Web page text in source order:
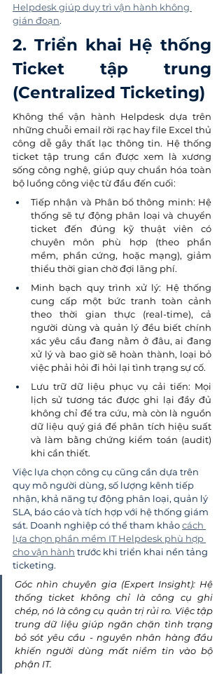
Helpdesk giúp duy trì vận hành không
gián đoạn.
2. Triển khai Hệ thống
Ticket tập trung
(Centralized Ticketing)
Không thể vận hành Helpdesk dựa trên
những chuỗi email rời rạc hay file Excel thủ
công dễ gây thất lạc thông tin. Hệ thống
ticket tập trung cần được xem là xương
sống công nghệ, giúp quy chuẩn hóa toàn
bộ luồng công việc từ đầu đến cuối:
Tiếp nhận và Phân bổ thông minh: Hệ
thống sẽ tự động phân loại và chuyển
ticket đến đúng kỹ thuật viên có
chuyên môn phù hợp (theo phần
mềm, phần cứng, hoặc mạng), giảm
thiểu thời gian chờ đợi lãng phí.
Minh bạch quy trình xử lý: Hệ thống
cung cấp một bức tranh toàn cảnh
theo thời gian thực (real-time), cả
người dùng và quản lý đều biết chính
xác yêu cầu đang nằm ở đâu, ai đang
xử lý và bao giờ sẽ hoàn thành, loại bỏ
việc phải hỏi đi hỏi lại tình trạng sự cố.
Lưu trữ dữ liệu phục vụ cải tiến: Mọi
lịch sử tương tác được ghi lại đầy đủ
không chỉ để tra cứu, mà còn là nguồn
dữ liệu quý giá để phân tích hiệu suất
và làm bằng chứng kiểm toán (audit)
khi cần thiết.
Việc lựa chọn công cụ cũng cần dựa trên
quy mô người dùng, số lượng kênh tiếp
nhận, khả năng tự động phân loại, quản lý
SLA, báo cáo và tích hợp với hệ thống giám
sát. Doanh nghiệp có thể tham khảo cách
lựa chọn phần mềm IT Helpdesk phù hợp
cho vận hành trước khi triển khai nền tảng
ticketing.
Góc nhìn chuyên gia (Expert Insight): Hệ
thống ticket không chỉ là công cụ ghi
chép, nó là công cụ quản trị rủi ro. Việc tập
trung dữ liệu giúp ngăn chặn tình trạng
bỏ sót yêu cầu - nguyên nhân hàng đầu
khiến người dùng mất niềm tin vào bộ
phận IT.